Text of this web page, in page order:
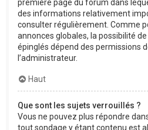
première page du forum dans
des informations relativement
consulter régulièrement. Comme
annonces globales, la possibilité
épinglés dépend des permissions
l’administrateur.
Haut
Que sont les sujets verrouillés ?
Vous ne pouvez plus répondre
tout sondage y étant contenu est